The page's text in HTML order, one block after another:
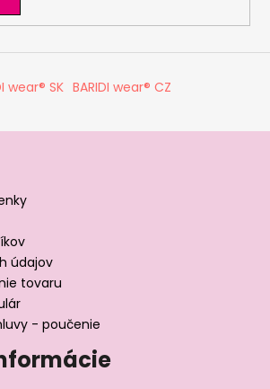
wear® SK BARIDI wear® CZ
údajov
tovaru
- poučenie